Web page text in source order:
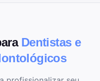
Dentistas e